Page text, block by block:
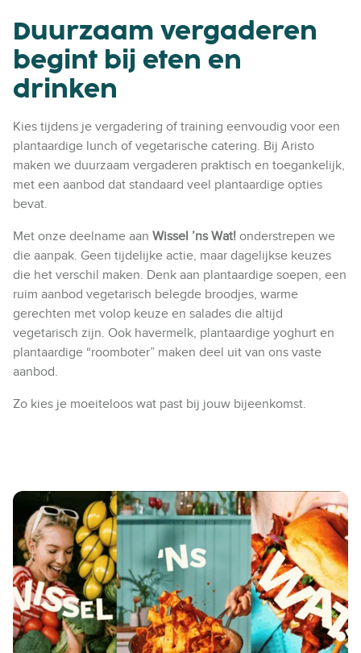
Duurzaam vergaderen
begint bij eten en
drinken
Kies tijdens je vergadering of training eenvoudig voor een
plantaardige lunch of vegetarische catering. Bij Aristo
maken we duurzaam vergaderen praktisch en toegankelijk,
met een aanbod dat standaard veel plantaardige opties
bevat.
Met onze deelname aan Wissel ’ns Wat! onderstrepen we
die aanpak. Geen tijdelijke actie, maar dagelijkse keuzes
die het verschil maken. Denk aan plantaardige soepen, een
ruim aanbod vegetarisch belegde broodjes, warme
gerechten met volop keuze en salades die altijd
vegetarisch zijn. Ook havermelk, plantaardige yoghurt en
plantaardige “roomboter” maken deel uit van ons vaste
aanbod.
Zo kies je moeiteloos wat past bij jouw bijeenkomst.